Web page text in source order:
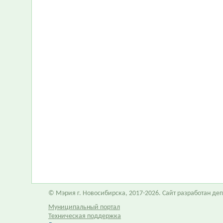
© Мэрия г. Новосибирска, 2017-2026. Сайт разработан
Муниципальный портал
Техническая поддержка